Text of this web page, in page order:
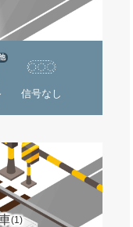
信号なし
(1)